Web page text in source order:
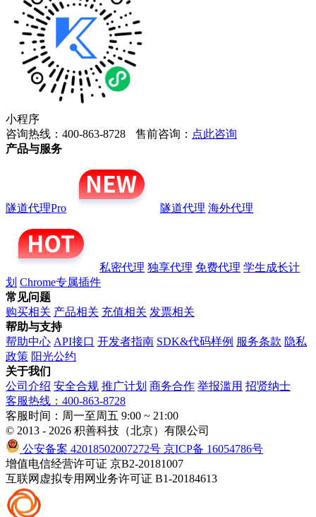
小程序
咨询热线：400-863-8728
售前咨询： 点此咨询
产品与服务
隧道代理Pro 隧道代理 海外代理
私密代理 独享代理 免费代理 学生成长计
划 Chrome专属插件
常见问题
购买相关 产品相关 充值相关 发票相关
帮助与支持
帮助中心 API接口 开发者指南 SDK&代码样例 服务条款 隐私
政策 阳光公约
关于我们
公司介绍 安全合规 推广计划 商务合作 举报滥用 招贤纳士
客服热线：400-863-8728
客服时间：周一至周五 9:00 ~ 21:00
© 2013 - 2026 积善科技（北京）有限公司
公安备案 42018502007272号 京ICP备 16054786号
增值电信经营许可证 京B2-20181007
互联网虚拟专用网业务许可证 B1-20184613